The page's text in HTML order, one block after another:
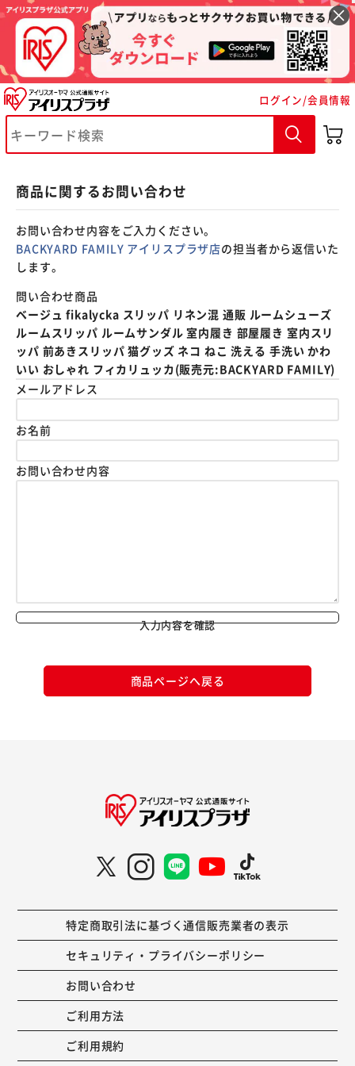
ログイン/会員情報
商品に関するお問い合わせ
お問い合わせ内容をご入力ください。
BACKYARD FAMILY アイリスプラザ店の担当者から返信いた
します。
問い合わせ商品
ベージュ fikalycka スリッパ リネン混 通販 ルームシューズ
ルームスリッパ ルームサンダル 室内履き 部屋履き 室内スリ
ッパ 前あきスリッパ 猫グッズ ネコ ねこ 洗える 手洗い かわ
いい おしゃれ フィカリュッカ(販売元:BACKYARD FAMILY)
メールアドレス
お名前
お問い合わせ内容
入力内容を確認
商品ページへ戻る
特定商取引法に基づく通信販売業者の表示
セキュリティ・プライバシーポリシー
お問い合わせ
ご利用方法
ご利用規約
※ご確認ください
カートに入れる